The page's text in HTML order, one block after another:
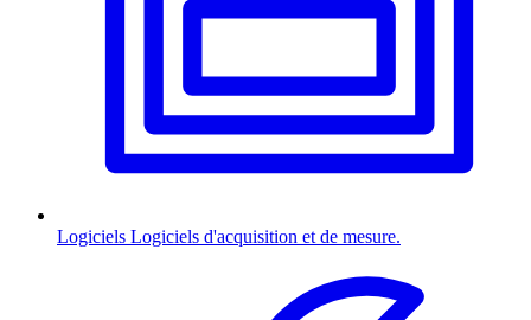
Logiciels Logiciels d'acquisition et de mesure.